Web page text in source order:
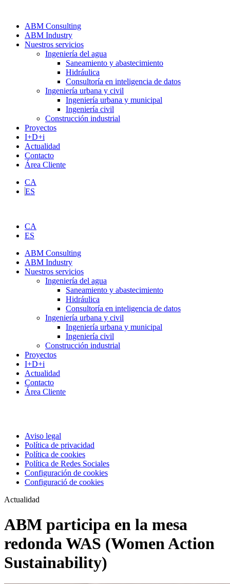
ABM Consulting
ABM Industry
Nuestros servicios
Ingeniería del agua
Saneamiento y abastecimiento
Hidráulica
Consultoría en inteligencia de datos
Ingeniería urbana y civil
Ingeniería urbana y municipal
Ingeniería civil
Construcción industrial
Proyectos
I+D+i
Actualidad
Contacto
Área Cliente
CA
ES
CA
ES
ABM Consulting
ABM Industry
Nuestros servicios
Ingeniería del agua
Saneamiento y abastecimiento
Hidráulica
Consultoría en inteligencia de datos
Ingeniería urbana y civil
Ingeniería urbana y municipal
Ingeniería civil
Construcción industrial
Proyectos
I+D+i
Actualidad
Contacto
Área Cliente
Aviso legal
Política de privacidad
Política de cookies
Política de Redes Sociales
Configuración de cookies
Configuració de cookies
Actualidad
ABM participa en la mesa
redonda WAS (Women Action
Sustainability)